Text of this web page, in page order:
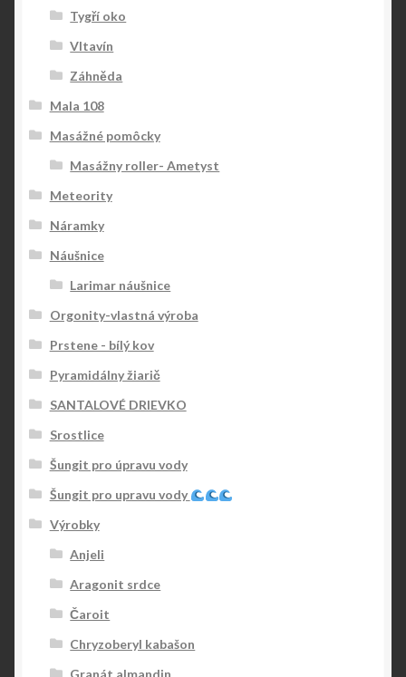
Tygří oko
Vltavín
Záhněda
Mala 108
Masážné pomôcky
Masážny roller- Ametyst
Meteority
Náramky
Náušnice
Larimar náušnice
Orgonity-vlastná výroba
Prstene - bílý kov
Pyramidálny žiarič
SANTALOVÉ DRIEVKO
Srostlice
Šungit pro úpravu vody
Šungit pro upravu vody
Výrobky
Anjeli
Aragonit srdce
Čaroit
Chryzoberyl kabašon